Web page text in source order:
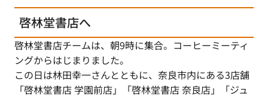
啓林堂書店へ
啓林堂書店チームは、朝9時に集合。コーヒーミーティ
ングからはじまりました。
この日は林田幸一さんとともに、奈良市内にある3店舗
「啓林堂書店 学園前店」「啓林堂書店 奈良店」「ジュ